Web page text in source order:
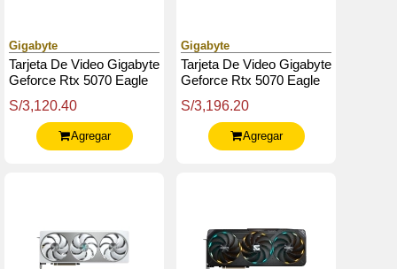
Gigabyte
Tarjeta De Video Gigabyte
Geforce Rtx 5070 Eagle
Gddr7, Pcie Gen 5.0
S/3,120.40
Agregar
Gigabyte
Tarjeta De Video Gigabyte
Geforce Rtx 5070 Eagle
Gddr7, Pcie Gen 5.0
S/3,196.20
Agregar